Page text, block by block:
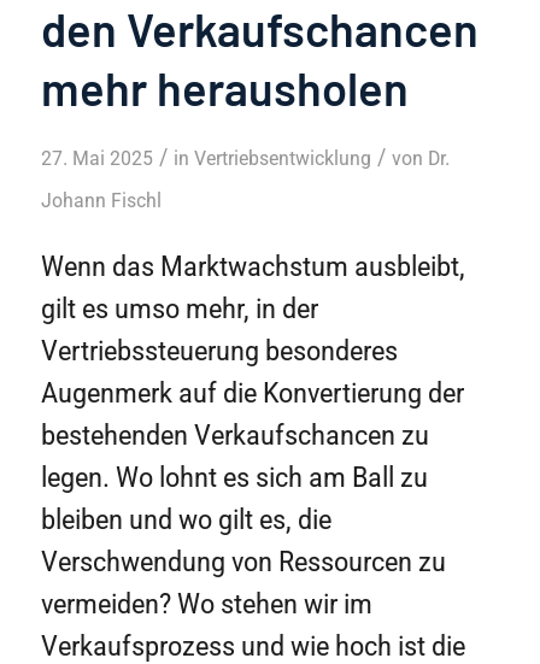
den Verkaufschancen
mehr herausholen
27. Mai 2025 / in Vertriebsentwicklung / von Dr.
Johann Fischl
Wenn das Marktwachstum ausbleibt,
gilt es umso mehr, in der
Vertriebssteuerung besonderes
Augenmerk auf die Konvertierung der
bestehenden Verkaufschancen zu
legen. Wo lohnt es sich am Ball zu
bleiben und wo gilt es, die
Verschwendung von Ressourcen zu
vermeiden? Wo stehen wir im
Verkaufsprozess und wie hoch ist die